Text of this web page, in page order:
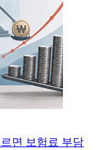
면 보험료 부담